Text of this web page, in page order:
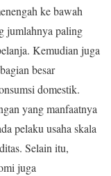
ke bawah
jumlahnya paling
Kemudian juga
besar
domestik.
yang manfaatnya
pelaku usaha skala
Selain itu,
juga